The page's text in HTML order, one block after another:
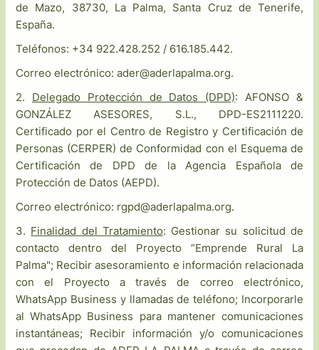
de Mazo, 38730, La Palma, Santa Cruz de Tenerife,
España.
Teléfonos: +34 922.428.252 / 616.185.442.
Correo electrónico: ader@aderlapalma.org.
2. Delegado Protección de Datos (DPD): AFONSO &
GONZÁLEZ ASESORES, S.L., DPD-ES2111220.
Certificado por el Centro de Registro y Certificación de
Personas (CERPER) de Conformidad con el Esquema de
Certificación de DPD de la Agencia Española de
Protección de Datos (AEPD).
Correo electrónico: rgpd@aderlapalma.org.
3. Finalidad del Tratamiento: Gestionar su solicitud de
contacto dentro del Proyecto “Emprende Rural La
Palma"; Recibir asesoramiento e información relacionada
con el Proyecto a través de correo electrónico,
WhatsApp Business y llamadas de teléfono; Incorporarle
al WhatsApp Business para mantener comunicaciones
instantáneas; Recibir información y/o comunicaciones